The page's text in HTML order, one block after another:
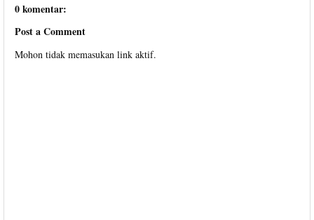
0 komentar:
Post a Comment
Mohon tidak memasukan link aktif.